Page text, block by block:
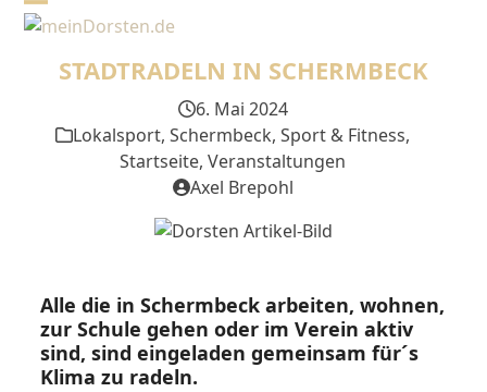
Skip
content
Open
mobile
Close
mobile
STADTRADELN IN SCHERMBECK
6. Mai 2024
Lokalsport, Schermbeck, Sport & Fitness,
Startseite, Veranstaltungen
Axel Brepohl
Alle die in Schermbeck arbeiten, wohnen,
zur Schule gehen oder im Verein aktiv
sind, sind eingeladen gemeinsam für´s
Klima zu radeln.